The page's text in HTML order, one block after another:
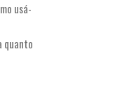
usá-
quanto